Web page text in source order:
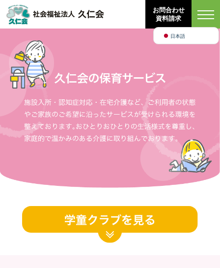
お問合わせ
資料請求
日本語
English